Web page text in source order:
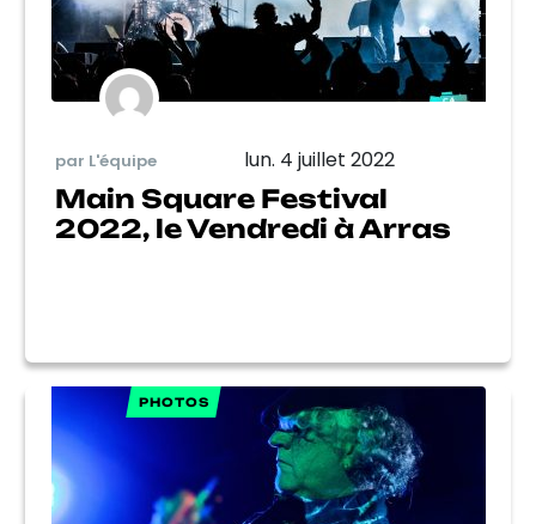
par L'équipe lun. 4 juillet 2022
Main Square Festival
2022, le Vendredi à Arras
PHOTOS